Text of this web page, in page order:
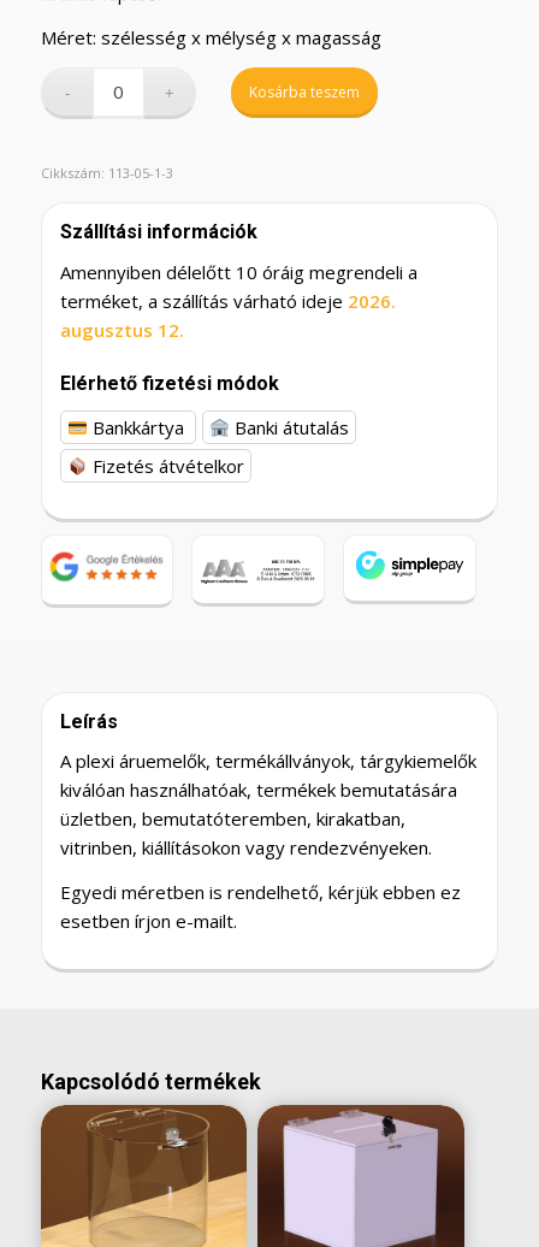
Méret: szélesség x mélység x magasság
Kosárba teszem
Cikkszám: 113-05-1-3
Szállítási információk
Amennyiben délelőtt 10 óráig megrendeli a
terméket, a szállítás várható ideje 2026.
augusztus 12.
Elérhető fizetési módok
Bankkártya
Banki átutalás
Fizetés átvételkor
Leírás
A plexi áruemelők, termékállványok, tárgykiemelők
kiválóan használhatóak, termékek bemutatására
üzletben, bemutatóteremben, kirakatban,
vitrinben, kiállításokon vagy rendezvényeken.
Egyedi méretben is rendelhető, kérjük ebben ez
esetben írjon e-mailt.
Kapcsolódó termékek